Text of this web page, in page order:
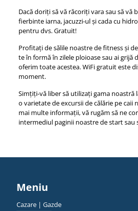
Dacă doriți să vă răcoriți vara sau să vă
fierbinte iarna, jacuzzi-ul și cada cu
pentru dvs. Gratuit!
Profitați de sălile noastre de fitness și
te în formă în zilele ploioase sau ai grijă
oferim toate acestea. WiFi gratuit este
moment.
Simțiți-vă liber să utilizați gama noastră
o varietate de excursii de călărie pe caii
mai multe informații, vă rugăm să ne
intermediul paginii noastre de start sau
Meniu
Cazare | Gazde